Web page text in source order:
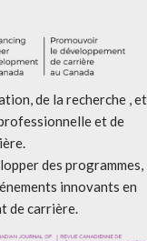
de la recherche , et
et de
des programmes,
innovants en
de carrière.